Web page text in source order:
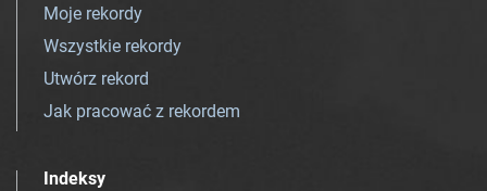
Moje rekordy
Wszystkie rekordy
Utwórz rekord
Jak pracować z rekordem
Indeksy